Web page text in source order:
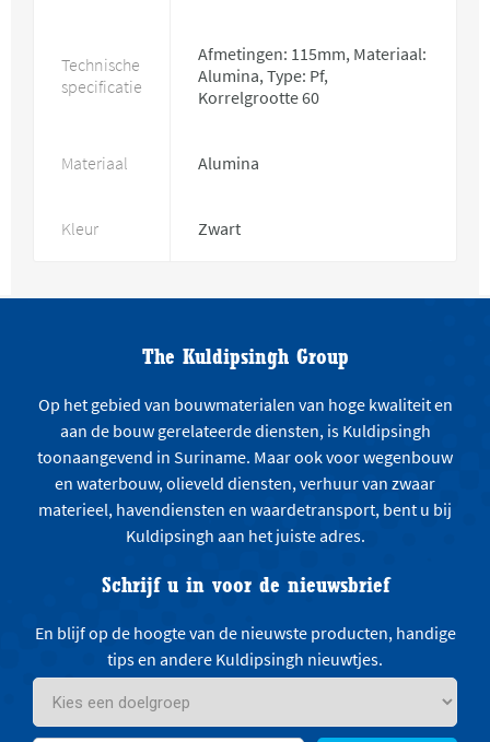
Technische
specificatie
Afmetingen: 115mm, Materiaal:
Alumina, Type: Pf,
Korrelgrootte 60
Materiaal Alumina
Kleur Zwart
The Kuldipsingh Group
Op het gebied van bouwmaterialen van hoge kwaliteit en
aan de bouw gerelateerde diensten, is Kuldipsingh
toonaangevend in Suriname. Maar ook voor wegenbouw
en waterbouw, olieveld diensten, verhuur van zwaar
materieel, havendiensten en waardetransport, bent u bij
Kuldipsingh aan het juiste adres.
Schrijf u in voor de nieuwsbrief
En blijf op de hoogte van de nieuwste producten, handige
tips en andere Kuldipsingh nieuwtjes.